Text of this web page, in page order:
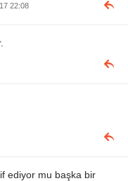
22:08
ediyor mu başka bir